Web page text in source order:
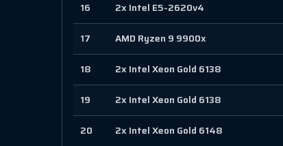
16 2x Intel E5-2620v4
17 AMD Ryzen 9 9900x
18 2x Intel Xeon Gold 6138
19 2x Intel Xeon Gold 6138
20 2x Intel Xeon Gold 6148